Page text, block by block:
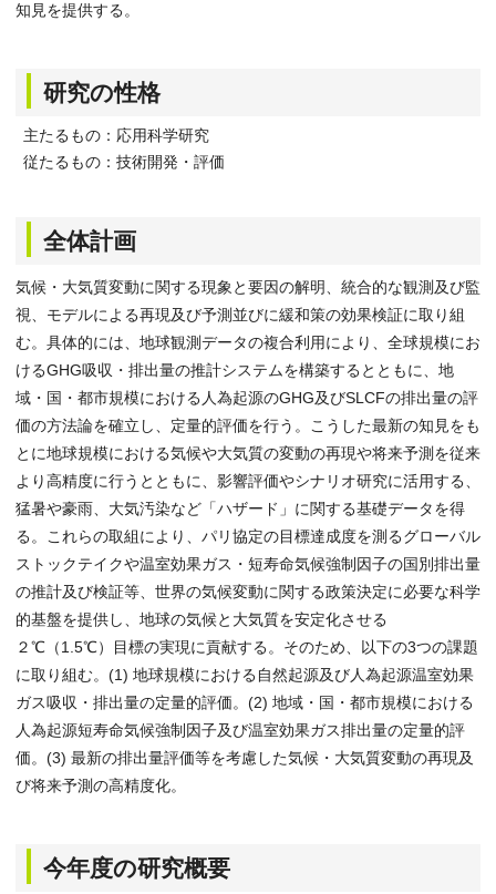
知見を提供する。
研究の性格
主たるもの：応用科学研究
従たるもの：技術開発・評価
全体計画
気候・大気質変動に関する現象と要因の解明、統合的な観測及び監
視、モデルによる再現及び予測並びに緩和策の効果検証に取り組
む。具体的には、地球観測データの複合利用により、全球規模にお
けるGHG吸収・排出量の推計システムを構築するとともに、地
域・国・都市規模における人為起源のGHG及びSLCFの排出量の評
価の方法論を確立し、定量的評価を行う。こうした最新の知見をも
とに地球規模における気候や大気質の変動の再現や将来予測を従来
より高精度に行うとともに、影響評価やシナリオ研究に活用する、
猛暑や豪雨、大気汚染など「ハザード」に関する基礎データを得
る。これらの取組により、パリ協定の目標達成度を測るグローバル
ストックテイクや温室効果ガス・短寿命気候強制因子の国別排出量
の推計及び検証等、世界の気候変動に関する政策決定に必要な科学
的基盤を提供し、地球の気候と大気質を安定化させる
２℃（1.5℃）目標の実現に貢献する。そのため、以下の3つの課題
に取り組む。(1) 地球規模における自然起源及び人為起源温室効果
ガス吸収・排出量の定量的評価。(2) 地域・国・都市規模における
人為起源短寿命気候強制因子及び温室効果ガス排出量の定量的評
価。(3) 最新の排出量評価等を考慮した気候・大気質変動の再現及
び将来予測の高精度化。
今年度の研究概要